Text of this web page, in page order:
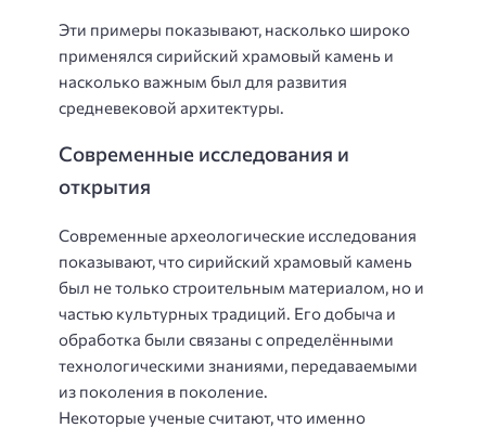
Эти примеры показывают, насколько широко
применялся сирийский храмовый камень и
насколько важным был для развития
средневековой архитектуры.
Современные исследования и
открытия
Современные археологические исследования
показывают, что сирийский храмовый камень
был не только строительным материалом, но и
частью культурных традиций. Его добыча и
обработка были связаны с определёнными
технологическими знаниями, передаваемыми
из поколения в поколение.
Некоторые ученые считают, что именно